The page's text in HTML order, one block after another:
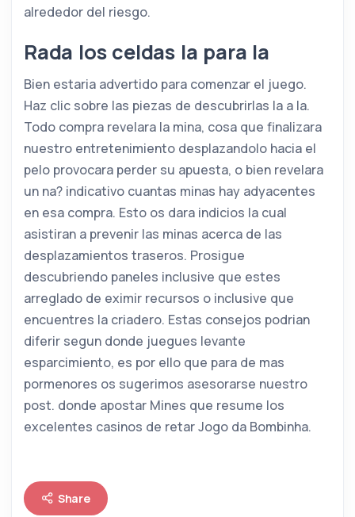
alrededor del riesgo.
Rada los celdas la para la
Bien estaria advertido para comenzar el juego.
Haz clic sobre las piezas de descubrirlas la a la.
Todo compra revelara la mina, cosa que finalizara
nuestro entretenimiento desplazandolo hacia el
pelo provocara perder su apuesta, o bien revelara
un na? indicativo cuantas minas hay adyacentes
en esa compra. Esto os dara indicios la cual
asistiran a prevenir las minas acerca de las
desplazamientos traseros. Prosigue
descubriendo paneles inclusive que estes
arreglado de eximir recursos o inclusive que
encuentres la criadero. Estas consejos podrian
diferir segun donde juegues levante
esparcimiento, es por ello que para de mas
pormenores os sugerimos asesorarse nuestro
post. donde apostar Mines que resume los
excelentes casinos de retar Jogo da Bombinha.
Share